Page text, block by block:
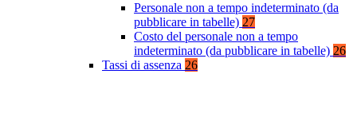
Personale non a tempo indeterminato (da
pubblicare in tabelle) 27
Costo del personale non a tempo
indeterminato (da pubblicare in tabelle) 26
Tassi di assenza 26